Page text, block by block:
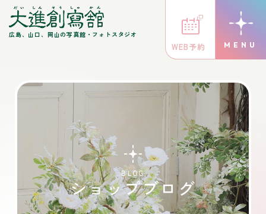
広島、山口、岡山の写真館・フォトスタジオ
WEB予約
BLOG
ショップブログ